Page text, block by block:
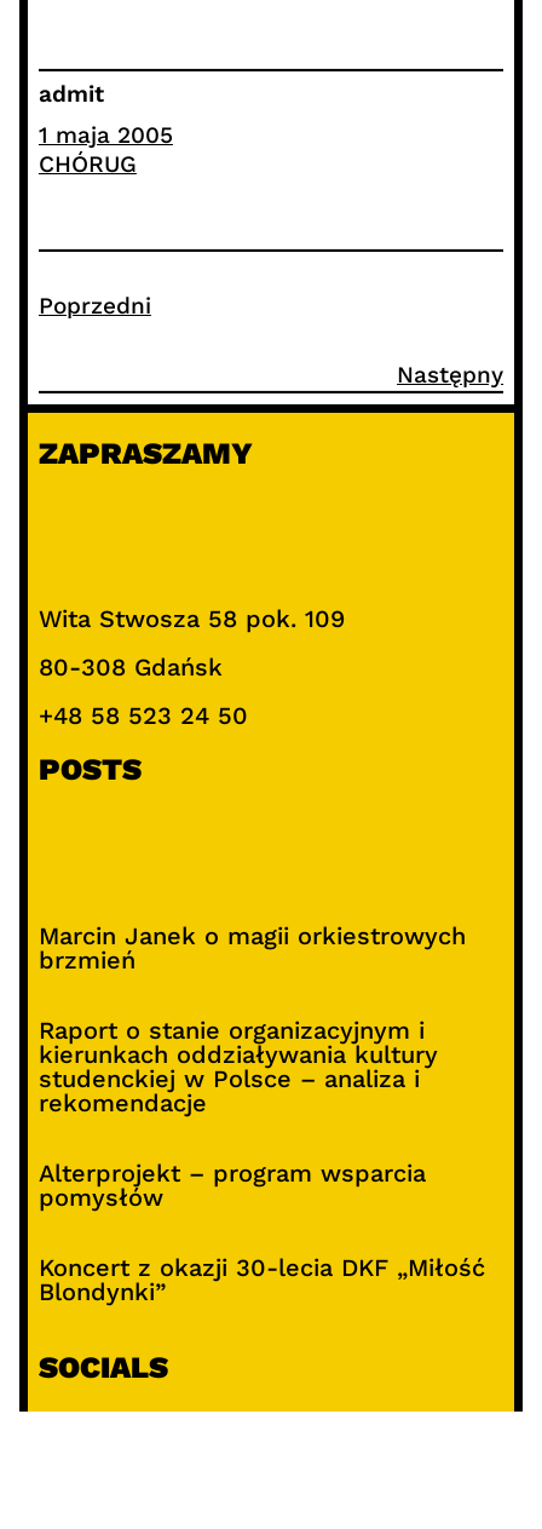
admit
1 maja 2005
CHÓRUG
Poprzedni
Następny
ZAPRASZAMY
Wita Stwosza 58 pok. 109
80-308 Gdańsk
+48 58 523 24 50
POSTS
Marcin Janek o magii orkiestrowych
brzmień
Raport o stanie organizacyjnym i
kierunkach oddziaływania kultury
studenckiej w Polsce – analiza i
rekomendacje
Alterprojekt – program wsparcia
pomysłów
Koncert z okazji 30-lecia DKF „Miłość
Blondynki”
SOCIALS